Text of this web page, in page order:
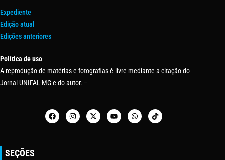
Expediente
Edição atual
Edições anteriores
Política de uso
A reprodução de matérias e fotografias é livre mediante a citação do
Jornal UNIFAL-MG e do autor. –
SEÇÕES